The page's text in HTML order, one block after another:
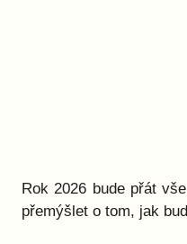
Rok 2026 bude přát
přemýšlet o tom, jak